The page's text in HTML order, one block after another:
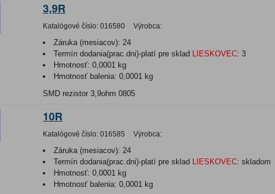
3,9R
Katalógové číslo: 016580 Výrobca:
Záruka (mesiacov): 24
Termín dodania(prac.dni)-platí pre sklad LIESKOVEC: 3
Hmotnosť: 0,0001 kg
Hmotnosť balenia: 0,0001 kg
SMD rezistor 3,9ohm 0805
10R
Katalógové číslo: 016585 Výrobca:
Záruka (mesiacov): 24
Termín dodania(prac.dni)-platí pre sklad LIESKOVEC: skladom
Hmotnosť: 0,0001 kg
Hmotnosť balenia: 0,0001 kg